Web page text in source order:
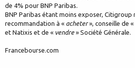
de 4% pour BNP Paribas.
BNP Paribas étant moins exposer, Citigroup
recommandation à « acheter», conseille de «
et Natixis et de « vendre» Société Générale.
Francebourse.com